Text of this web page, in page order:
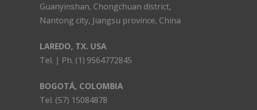
Guanyinshan, Chongchuan district,
Nantong city, Jiangsu province, China
LAREDO, TX. USA
Tel. | Ph. (1) 9564772845
BOGOTÁ, COLOMBIA
Tel. (57) 15084878